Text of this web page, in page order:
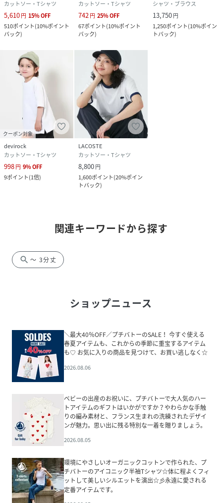
カットソー・Tシャツ
5,610円 15%OFF
510ポイント(10%ポイント
バック)
カットソー・Tシャツ
742円 25%OFF
67ポイント(10%ポイント
バック)
シャツ・ブラウス
13,750円
1,250ポイント(10%ポイン
トバック)
クーポン対象
devirock
カットソー・Tシャツ
998円 9%OFF
9ポイント(1倍)
LACOSTE
カットソー・Tシャツ
8,800円
1,600ポイント(20%ポイン
トバック)
関連キーワードから探す
search ～ 3分丈
ショップニュース
＼最大40％OFF／プチバトーのSALE！ 今すぐ使える
春夏アイテムも、これからの季節に重宝するアイテム
も♡ お気に入りの商品を見つけて、お買い逃しなく☆
2026.08.06
ベビーの出産のお祝いに、プチバトーで大人気のハー
トアイテムのギフトはいかがですか？やわらかな手触
りの編み素材と、フランス生まれの洗練されたデザイ
ンが魅力。思い出に残る特別な一着を贈りましょう。
2026.08.05
環境にやさしいオーガニックコットンで作られた、プ
チバトーのアイコニック半袖Tシャツ☆体に程よくフィ
ットして美しいシルエットを演出☆彡永遠に愛される
定番アイテムです。